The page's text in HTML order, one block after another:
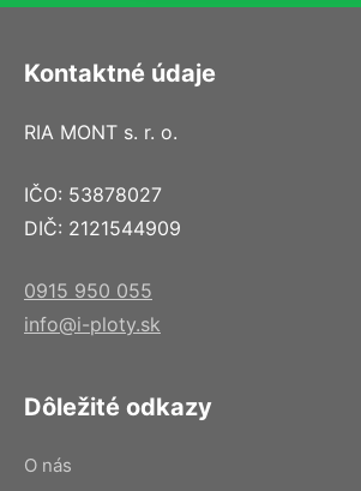
Kontaktné údaje
RIA MONT s. r. o.
IČO: 53878027
DIČ: 2121544909
0915 950 055
info@i-ploty.sk
Dôležité odkazy
O nás